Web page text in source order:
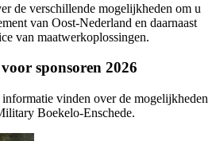
de verschillende mogelijkheden om u
van Oost-Nederland en daarnaast
van maatwerkoplossingen.
sponsoren 2026
vinden over de mogelijkheden
Boekelo-Enschede.